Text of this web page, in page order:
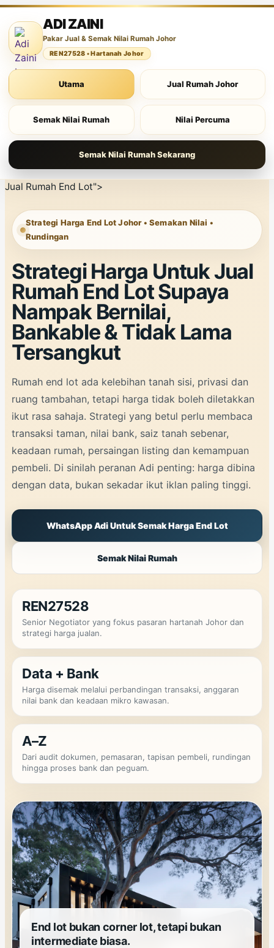
ADI ZAINI
Pakar Jual & Semak Nilai Rumah Johor
REN27528 • Hartanah Johor
Utama Jual Rumah Johor
Semak Nilai Rumah Nilai Percuma
Semak Nilai Rumah Sekarang
Jual Rumah End Lot">
Strategi Harga End Lot Johor • Semakan Nilai •
Rundingan
Strategi Harga Untuk Jual
Rumah End Lot Supaya
Nampak Bernilai,
Bankable & Tidak Lama
Tersangkut
Rumah end lot ada kelebihan tanah sisi, privasi dan
ruang tambahan, tetapi harga tidak boleh diletakkan
ikut rasa sahaja. Strategi yang betul perlu membaca
transaksi taman, nilai bank, saiz tanah sebenar,
keadaan rumah, persaingan listing dan kemampuan
pembeli. Di sinilah peranan Adi penting: harga dibina
dengan data, bukan sekadar ikut iklan paling tinggi.
WhatsApp Adi Untuk Semak Harga End Lot
Semak Nilai Rumah
REN27528
Senior Negotiator yang fokus pasaran hartanah Johor dan
strategi harga jualan.
Data + Bank
Harga disemak melalui perbandingan transaksi, anggaran
nilai bank dan keadaan mikro kawasan.
A–Z
Dari audit dokumen, pemasaran, tapisan pembeli, rundingan
hingga proses bank dan peguam.
End lot bukan corner lot, tetapi bukan
intermediate biasa.